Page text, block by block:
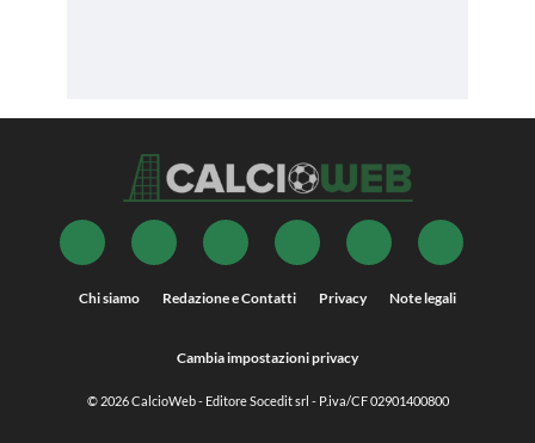
Chi siamo Redazione e Contatti Privacy Note legali
Cambia impostazioni privacy
© 2026CalcioWeb- Editore Socedit srl - P.iva/CF 02901400800